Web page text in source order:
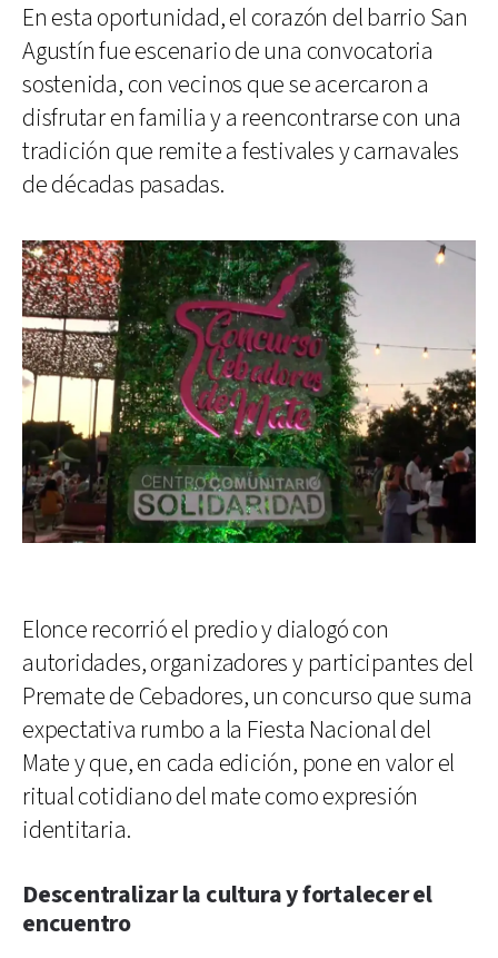
En esta oportunidad, el corazón del barrio San
Agustín fue escenario de una convocatoria
sostenida, con vecinos que se acercaron a
disfrutar en familia y a reencontrarse con una
tradición que remite a festivales y carnavales
de décadas pasadas.
Elonce recorrió el predio y dialogó con
autoridades, organizadores y participantes del
Premate de Cebadores, un concurso que suma
expectativa rumbo a la Fiesta Nacional del
Mate y que, en cada edición, pone en valor el
ritual cotidiano del mate como expresión
identitaria.
Descentralizar la cultura y fortalecer el
encuentro